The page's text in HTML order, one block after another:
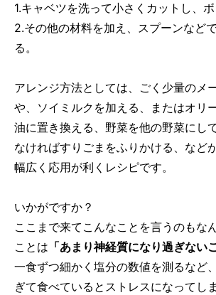
1.キャベツを洗って小さくカットし、ボ
2.その他の材料を加え、スプーンなど
る。
アレンジ方法としては、ごく少量のメ
や、ソイミルクを加える、またはオリ
油に置き換える、野菜を他の野菜にし
なければすりごまをふりかける、など
幅広く応用が利くレシピです。
いかがですか？
ここまで来てこんなことを言うのもな
ことは 「あまり神経質になり過ぎない
一食ずつ細かく塩分の数値を測るなど
ぎて食べているとストレスになってし